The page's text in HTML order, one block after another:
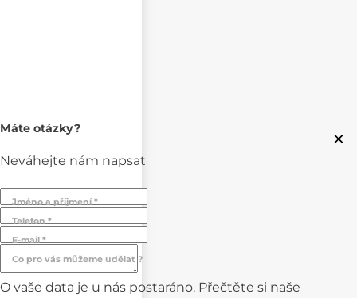
×
Máte otázky?
Neváhejte nám napsat
Jméno a příjmení *
Telefon *
E-mail *
Co pro vás můžeme udělat ?
O vaše data je u nás postaráno. Přečtěte si naše